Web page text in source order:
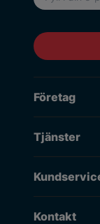
Företag
Tjänster
Kontakt